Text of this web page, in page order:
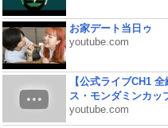
お家デート当日ゥ
youtube.com
【公式ライブCH1
ス・モンダミンカッ
youtube.com